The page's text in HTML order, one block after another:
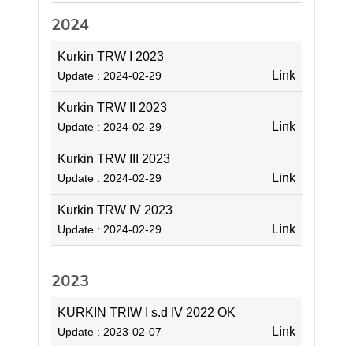
2024
Kurkin TRW I 2023
Update : 2024-02-29 Link
Kurkin TRW II 2023
Update : 2024-02-29 Link
Kurkin TRW III 2023
Update : 2024-02-29 Link
Kurkin TRW IV 2023
Update : 2024-02-29 Link
2023
KURKIN TRIW I s.d IV 2022 OK
Update : 2023-02-07 Link